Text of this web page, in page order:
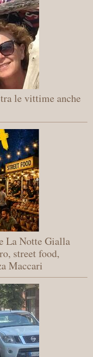
le vittime anche
La Notte Gialla
street food,
Maccari